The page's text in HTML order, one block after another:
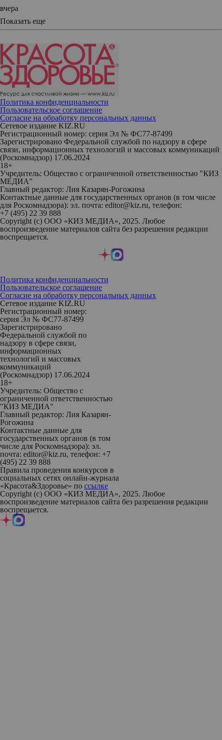
вчера
Показать еще
Политика конфиденциальности
Пользовательское соглашение
Согласие на обработку персональных данных
Сетевое издание KIZ.RU
Регистрационный номер: серия Эл № ФС77-87499
Зарегистрировано Федеральной службой по надзору в сфере
связи, информационных технологий и массовых коммуникаций
(Роскомнадзор) 17.06.2024
18+
Учредитель: Общество с ограниченной ответственностью "КИЗ
МЕДИА"
Главный редактор: Лия Казарян-Рогожина
Контактные данные для государственных органов (в том числе
для Роскомнадзора): эл. почта: editor@kiz.ru, телефон:
+7 (495) 22 39 888
Copyright (с) ООО «КИЗ МЕДИА», 2025. Любое
воспроизведение материалов сайта без разрешения редакции
воспрещается.
Политика конфиденциальности
Пользовательское соглашение
Согласие на обработку персональных данных
Сетевое издание KIZ.RU
Регистрационный номер:
серия Эл № ФС77-87499
Зарегистрировано
Федеральной службой по
надзору в сфере связи,
информационных
технологий и массовых
коммуникаций
(Роскомнадзор) 17.06.2024
18+
Учредитель: Общество с
ограниченной ответственностью
"КИЗ МЕДИА"
Главный редактор: Лия Казарян-
Рогожина
Контактные данные для
государственных органов (в том
числе для Роскомнадзора): эл.
почта: editor@kiz.ru, телефон: +7
(495) 22 39 888
Правила проведения конкурсов в
социальных сетях онлайн-журнала
«Красота&Здоровье» по ссылке
Copyright (с) ООО «КИЗ МЕДИА», 2025. Любое
воспроизведение материалов сайта без разрешения редакции
воспрещается.